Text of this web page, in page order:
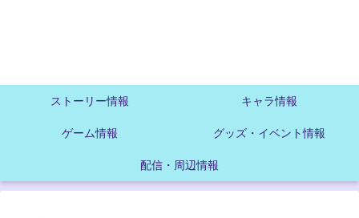
ストーリー情報 キャラ情報
ゲーム情報 グッズ・イベント情報
配信・周辺情報